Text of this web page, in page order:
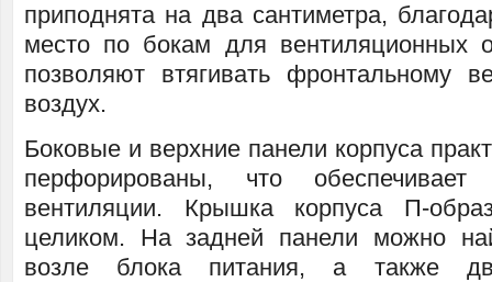
приподнята на два сантиметра,
место по бокам для вентиляционных
позволяют втягивать фронтальному
воздух.
Боковые и верхние панели корпуса
перфорированы, что
вентиляции. Крышка корпуса П-
целиком. На задней панели можно
возле блока питания, а также